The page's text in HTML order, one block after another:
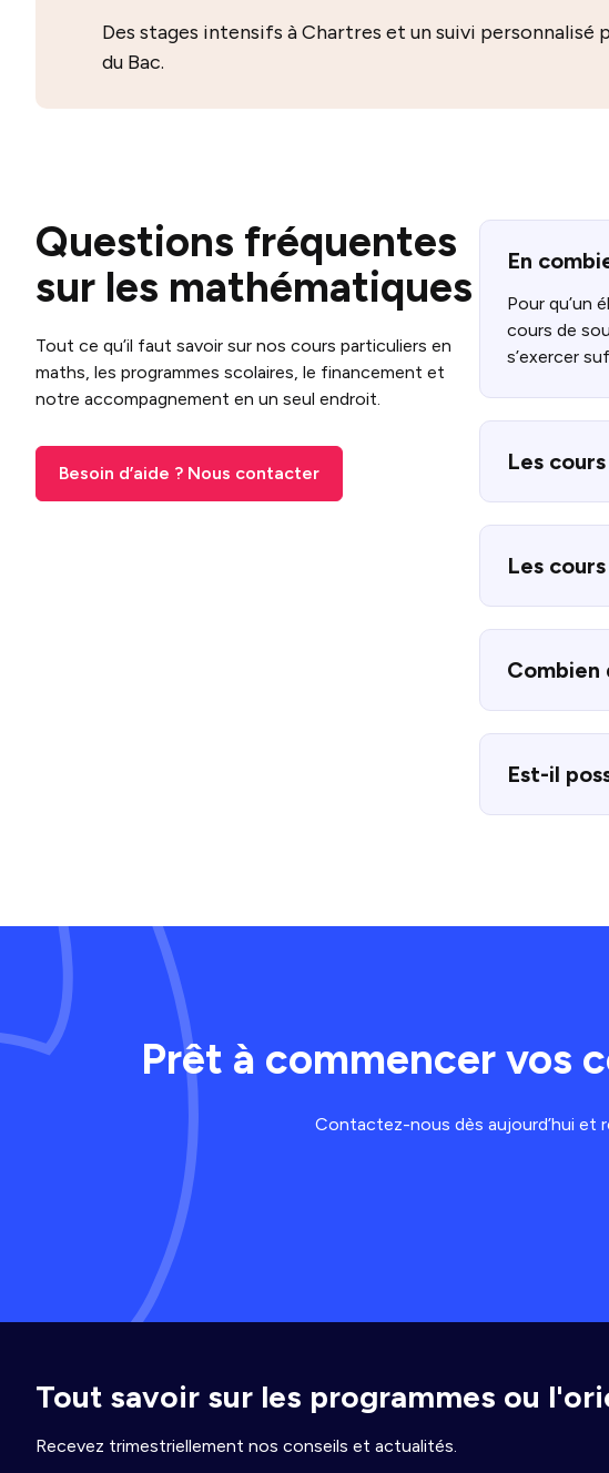
Des stages intensifs à Chartres et un suivi
du Bac.
Questions fréquentes
sur les mathématiques
Tout ce qu’il faut savoir sur nos cours particuliers en
maths, les programmes scolaires, le financement et
notre accompagnement en un seul endroit.
Besoin d’aide ? Nous contacter
En
Pour qu’un
cours de
s’exercer
Les
Les
Combien
Est-il
Prêt à commencer vos
Contactez-nous dès aujourd’hui et
Tout savoir sur les programmes ou
Recevez trimestriellement nos conseils et actualités.